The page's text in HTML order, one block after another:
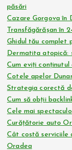
păsări
Cazare Gorgova în
Transfăgărășan în
Ghidul tău complet
Dermatita atopică:
Cum eviți
Cotele apelor
Strategia corectă
Cum să obții
Cele mai
Curățătorie auto
Cât costă serviciile
Oradea